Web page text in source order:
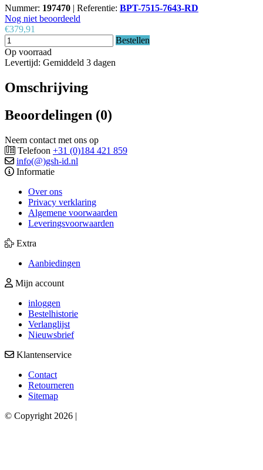
Nummer: 197470 | Referentie: BPT-7515-7643-RD
Nog niet beoordeeld
€379,91
Bestellen
Op voorraad
Levertijd: Gemiddeld 3 dagen
Omschrijving
Beoordelingen (0)
Neem contact met ons op
Telefoon +31 (0)184 421 859
info(@)gsh-id.nl
Informatie
Over ons
Privacy verklaring
Algemene voorwaarden
Leveringsvoorwaarden
Extra
Aanbiedingen
Mijn account
inloggen
Bestelhistorie
Verlanglijst
Nieuwsbrief
Klantenservice
Contact
Retourneren
Sitemap
© Copyright 2026 |